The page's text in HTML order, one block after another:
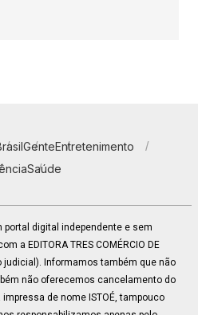
GenteEntretenimento
Saúde
portal digital independente e sem
a EDITORA TRES COMÉRCIO DE
judicial). Informamos também que não
não oferecemos cancelamento do
de nome ISTOÉ, tampouco